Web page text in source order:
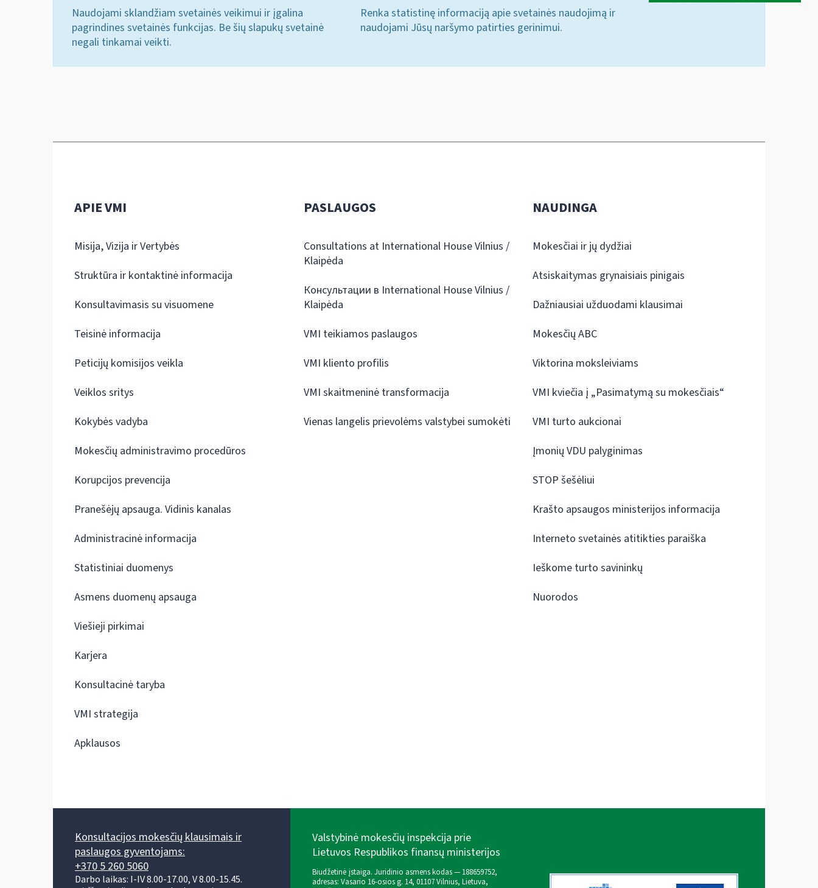
Naudojami sklandžiam svetainės veikimui ir įgalina
pagrindines svetainės funkcijas. Be šių slapukų svetainė
negali tinkamai veikti.
Renka statistinę informaciją apie svetainės naudojimą ir
naudojami Jūsų naršymo patirties gerinimui.
APIE VMI
Misija, Vizija ir Vertybės
Struktūra ir kontaktinė informacija
Konsultavimasis su visuomene
Teisinė informacija
Peticijų komisijos veikla
Veiklos sritys
Kokybės vadyba
Mokesčių administravimo procedūros
Korupcijos prevencija
Pranešėjų apsauga. Vidinis kanalas
Administracinė informacija
Statistiniai duomenys
Asmens duomenų apsauga
Viešieji pirkimai
Karjera
Konsultacinė taryba
VMI strategija
Apklausos
PASLAUGOS
Consultations at International House Vilnius /
Klaipėda
Консультации в International House Vilnius /
Klaipėda
VMI teikiamos paslaugos
VMI kliento profilis
VMI skaitmeninė transformacija
Vienas langelis prievolėms valstybei sumokėti
NAUDINGA
Mokesčiai ir jų dydžiai
Atsiskaitymas grynaisiais pinigais
Dažniausiai užduodami klausimai
Mokesčių ABC
Viktorina moksleiviams
VMI kviečia į „Pasimatymą su mokesčiais“
VMI turto aukcionai
Įmonių VDU palyginimas
STOP šešėliui
Krašto apsaugos ministerijos informacija
Interneto svetainės atitikties paraiška
Ieškome turto savininkų
Nuorodos
Konsultacijos mokesčių klausimais ir
paslaugos gyventojams:
+370 5 260 5060
Darbo laikas: I-IV 8.00-17.00, V 8.00-15.45.
Valstybinė mokesčių inspekcija prie
Lietuvos Respublikos finansų ministerijos
Biudžetinė įstaiga. Juridinio asmens kodas — 188659752,
adresas: Vasario 16-osios g. 14, 01107 Vilnius, Lietuva,